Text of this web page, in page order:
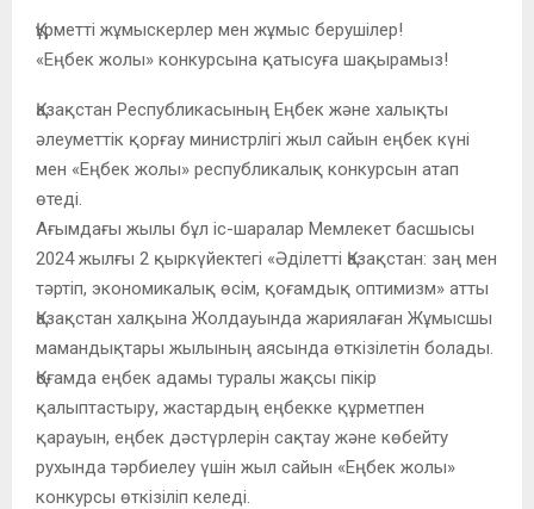
Құрметті жұмыскерлер мен жұмыс берушілер!
«Еңбек жолы» конкурсына қатысуға шақырамыз!
Қазақстан Республикасының Еңбек және халықты
әлеуметтік қорғау министрлігі жыл сайын еңбек күні
мен «Еңбек жолы» республикалық конкурсын атап
өтеді.
Ағымдағы жылы бұл іс-шаралар Мемлекет басшысы
2024 жылғы 2 қыркүйектегі «Әділетті Қазақстан: заң мен
тәртіп, экономикалық өсім, қоғамдық оптимизм» атты
Қазақстан халқына Жолдауында жариялаған Жұмысшы
мамандықтары жылының аясында өткізілетін болады.
Қоғамда еңбек адамы туралы жақсы пікір
қалыптастыру, жастардың еңбекке құрметпен
қарауын, еңбек дәстүрлерін сақтау және көбейту
рухында тәрбиелеу үшін жыл сайын «Еңбек жолы»
конкурсы өткізіліп келеді.